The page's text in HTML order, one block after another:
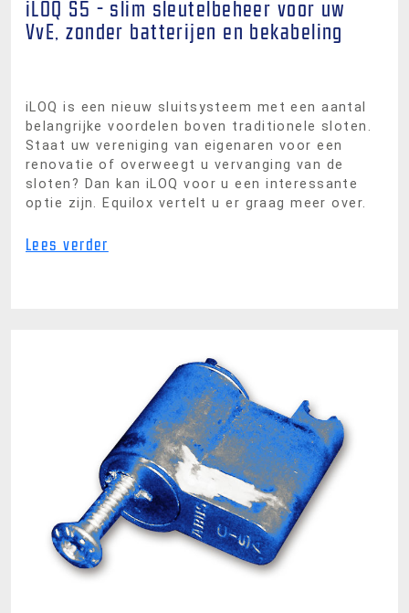
iLOQ S5 - slim sleutelbeheer voor uw
VvE, zonder batterijen en bekabeling
iLOQ is een nieuw sluitsysteem met een aantal
belangrijke voordelen boven traditionele sloten.
Staat uw vereniging van eigenaren voor een
renovatie of overweegt u vervanging van de
sloten? Dan kan iLOQ voor u een interessante
optie zijn. Equilox vertelt u er graag meer over.
Lees verder